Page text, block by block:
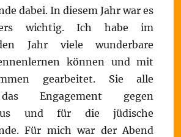
dabei. In diesem Jahr war es
wichtig. Ich habe im
Jahr viele wunderbare
können und mit
gearbeitet. Sie alle
Engagement gegen
und für die jüdische
Für mich war der Abend